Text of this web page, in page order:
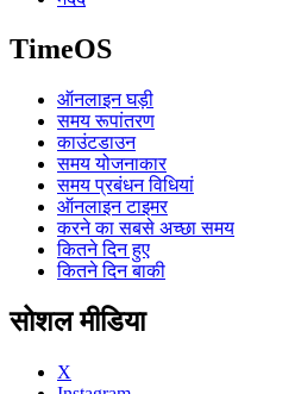
TimeOS
ऑनलाइन घड़ी
समय रूपांतरण
काउंटडाउन
समय योजनाकार
समय प्रबंधन विधियां
ऑनलाइन टाइमर
करने का सबसे अच्छा समय
कितने दिन हुए
कितने दिन बाकी
सोशल मीडिया
X